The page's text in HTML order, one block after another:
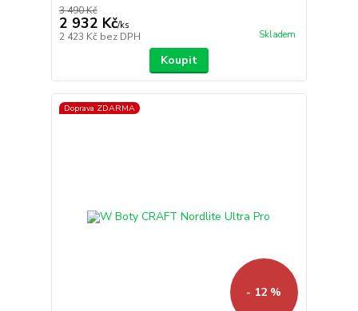
3 490 Kč
2 932 Kč/ks
2 423 Kč bez DPH Skladem
Koupit
Doprava ZDARMA
- 12 %